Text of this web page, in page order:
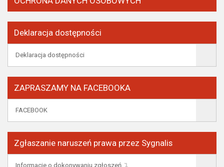
Deklaracja dostępności
Deklaracja dostępności
ZAPRASZAMY NA FACEBOOKA
FACEBOOK
Zgłaszanie naruszeń prawa przez Sygnalis
Informacje o dokonywaniu zgłoszeń